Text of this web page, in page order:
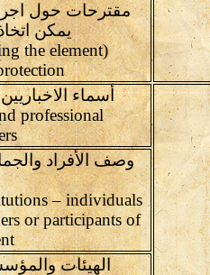
مقترحات حول
يمكن
the element
أسماء
professional
وصف الأفراد
– individuals
or participants of
الهيئات